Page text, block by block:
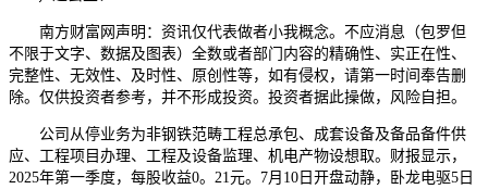
南方财富网声明：资讯仅代表做者小我概念。不应消息（包罗但
不限于文字、数据及图表）全数或者部门内容的精确性、实正在性、
完整性、无效性、及时性、原创性等，如有侵权，请第一时间奉告删
除。仅供投资者参考，并不形成投资。投资者据此操做，风险自担。
公司从停业务为非钢铁范畴工程总承包、成套设备及备品备件供
应、工程项目办理、工程及设备监理、机电产物设想取。财报显示，
2025年第一季度，每股收益0。21元。7月10日开盘动静，卧龙电驱5日